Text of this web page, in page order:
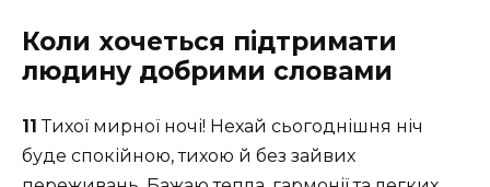
Коли хочеться підтримати
людину добрими словами
11 Тихої мирної ночі! Нехай сьогоднішня ніч
буде спокійною, тихою й без зайвих